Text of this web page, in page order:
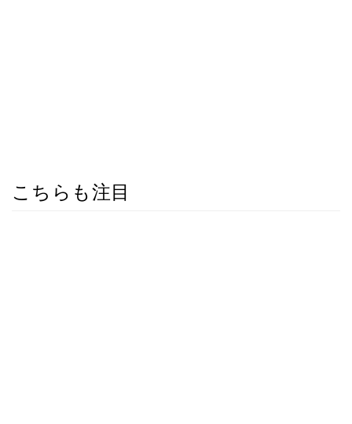
こちらも注目